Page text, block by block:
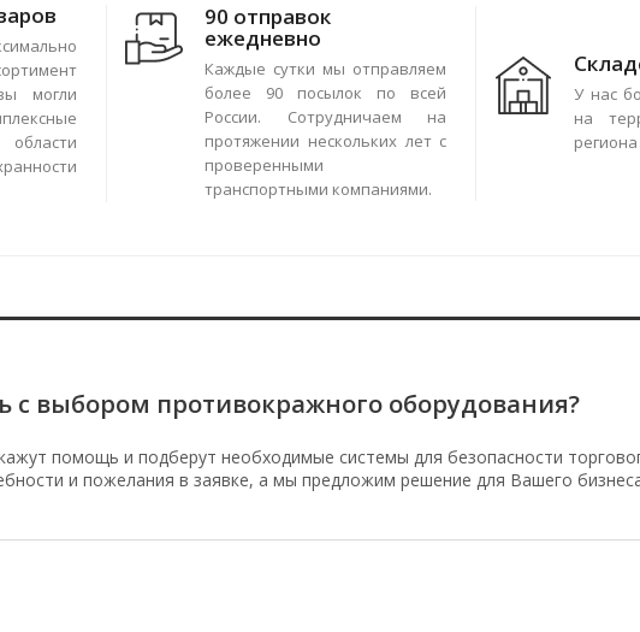
могли
90 отправок
ежедневно
Каждые сутки мы отправляем
более 90 посылок по всей
России. Сотрудничаем на
протяжении нескольких лет с
проверенными
транспортными компаниями.
У нас
на
региона
с выбором противокражного оборудования?
помощь и подберут необходимые системы для безопасности
и пожелания в заявке, а мы предложим решение для Вашего